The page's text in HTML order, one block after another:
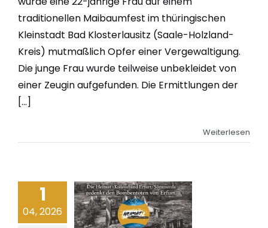
traditionellen Maibaumfest im thüringischen
Kleinstadt Bad Klosterlausitz (Saale-Holzland-
Kreis) mutmaßlich Opfer einer Vergewaltigung.
Die junge Frau wurde teilweise unbekleidet von
einer Zeugin aufgefunden. Die Ermittlungen der
[...]
Weiterlesen
1
04, 2026